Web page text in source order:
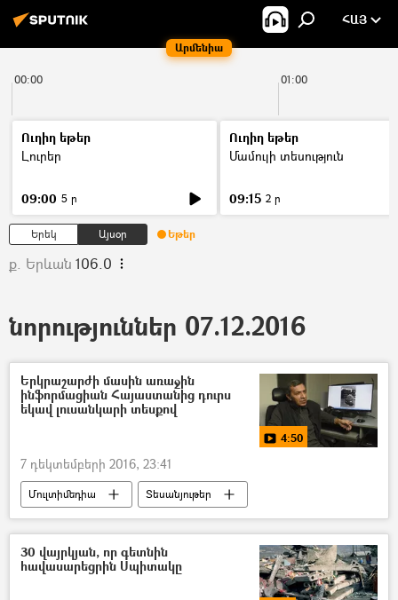
Արմենիա
ՀԱՅ
00:00 01:00
Ուղիղ եթեր
Լուրեր
09:00 5 ր
Ուղիղ եթեր
Մամուլի տեսություն
09:15 2 ր
Երեկ Այսօր Եթեր
ք. Երևան 106.0
նորություններ 07.12.2016
Երկրաշարժի մասին առաջին
ինֆորմացիան Հայաստանից դուրս
եկավ լուսանկարի տեսքով
4:50
7 դեկտեմբերի 2016, 23:41
Մուլտիմեդիա
Տեսանյութեր
ԵՐԿՐԱՇԱՐԺ 1988
30 վայրկյան, որ գետնին
հավասարեցրին Սպիտակը